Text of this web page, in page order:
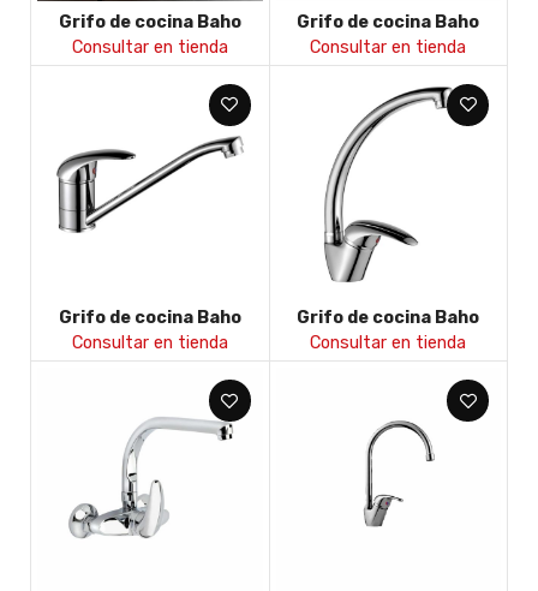
Grifo de cocina Baho
Acero 2 cuadrado
Consultar en tienda
Grifo de cocina Baho
Acero 5
Consultar en tienda
Grifo de cocina Baho
April I
Consultar en tienda
Grifo de cocina Baho
April II
Consultar en tienda